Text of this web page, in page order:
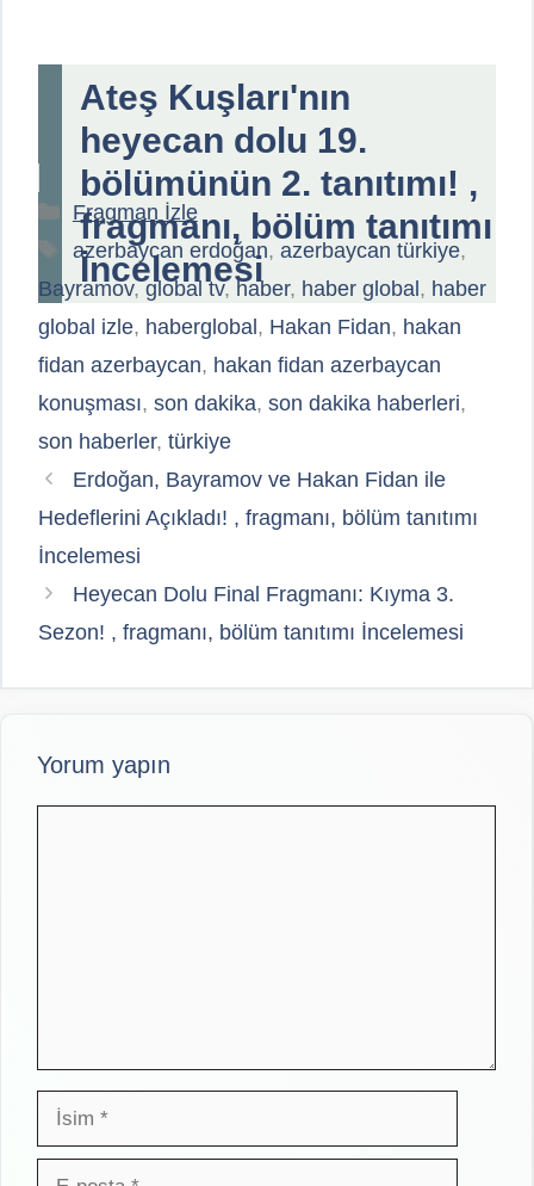
Ateş Kuşları'nın
heyecan dolu 19.
bölümünün 2. tanıtımı! ,
fragmanı, bölüm tanıtımı
İncelemesi
Kategoriler
Fragman İzle
Etiketler
azerbaycan erdoğan, azerbaycan türkiye,
Bayramov,global tv, haber, haber global, haber
global izle, haberglobal, Hakan Fidan, hakan
fidan azerbaycan, hakan fidan azerbaycan
konuşması, son dakika, son dakika haberleri,
son haberler, türkiye
Erdoğan, Bayramov ve Hakan Fidan ile
Hedeflerini Açıkladı! , fragmanı, bölüm tanıtımı
İncelemesi
Heyecan Dolu Final Fragmanı: Kıyma 3.
Sezon! , fragmanı, bölüm tanıtımı İncelemesi
Yorum yapın
İsim